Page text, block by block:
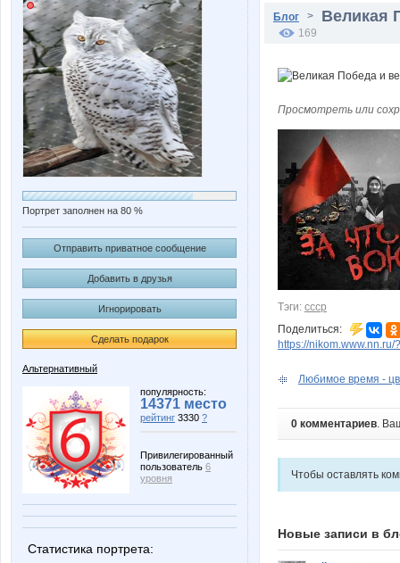
Портрет заполнен на 80 %
Отправить приватное сообщение
Добавить в друзья
Игнорировать
Сделать подарок
Альтернативный
популярность:
14371 место
рейтинг 3330 ?
Привилегированный
пользователь 6
уровня
Статистика портрета:
Блог > Великая
169
Просмотреть или
Тэги: ссср
Поделиться:
https://nikom.www.nn.ru/
Любимое время -
0 комментариев.
Чтобы оставлять
Новые записи в